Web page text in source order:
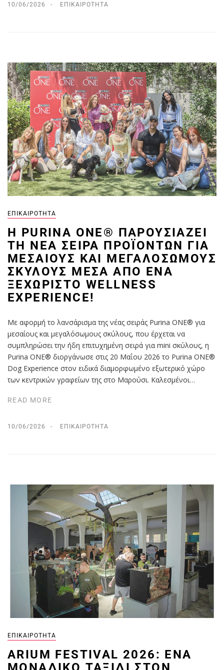
10/06/2026 ΕΠΙΚΑΙΡΌΤΗΤΑ
ΕΠΙΚΑΙΡΌΤΗΤΑ
Η PURINA ONE® ΠΑΡΟΥΣΙΆΖΕΙ
ΤΗ ΝΈΑ ΣΕΙΡΆ ΠΡΟΪΌΝΤΩΝ ΓΙΑ
ΜΕΣΑΊΟΥΣ ΚΑΙ ΜΕΓΑΛΌΣΩΜΟΥΣ
ΣΚΎΛΟΥΣ ΜΈΣΑ ΑΠΌ ΈΝΑ
ΞΕΧΩΡΙΣΤΌ WELLNESS
EXPERIENCE!
Με αφορμή το λανσάρισμα της νέας σειράς Purina ONE® για
μεσαίους και μεγαλόσωμους σκύλους, που έρχεται να
συμπληρώσει την ήδη επιτυχημένη σειρά για mini σκύλους, η
Purina ONE® διοργάνωσε στις 20 Μαΐου 2026 το Purina ONE®
Dog Experience στον ειδικά διαμορφωμένο εξωτερικό χώρο
των κεντρικών γραφείων της στο Μαρούσι. Καλεσμένοι…
READ MORE
10/06/2026 ΕΠΙΚΑΙΡΌΤΗΤΑ
ΕΠΙΚΑΙΡΌΤΗΤΑ
ARIUM FESTIVAL 2026: ΈΝΑ